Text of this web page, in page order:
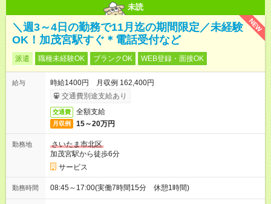
未読
NEW
＼週3～4日の勤務で11月迄の期間限定／未経験
OK！加茂宮駅すぐ＊電話受付など
派遣 職種未経験OK ブランクOK WEB登録・面接OK
給与
時給1400円 月収例 162,400円
交通費別途支給あり
交通費 全額支給
月収例 15～20万円
勤務地
さいたま市北区
加茂宮駅から徒歩6分
サービス
勤務時間 08:45～17:00(実働7時間15分 休憩1時間)